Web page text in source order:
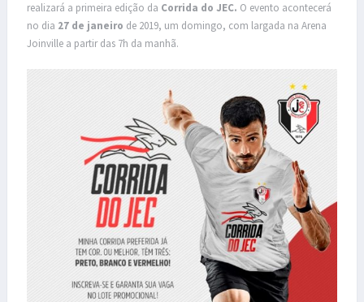
realizará a primeira edição da Corrida do JEC. O evento acontecerá
no dia 27 de janeiro de 2019, um domingo, com largada na Arena
Joinville a partir das 7h da manhã.